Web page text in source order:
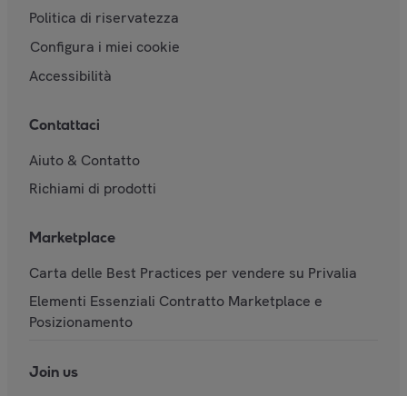
Politica di riservatezza
Configura i miei cookie
Accessibilità
Contattaci
Aiuto & Contatto
Richiami di prodotti
Marketplace
Carta delle Best Practices per vendere su Privalia
Elementi Essenziali Contratto Marketplace e
Posizionamento
Join us